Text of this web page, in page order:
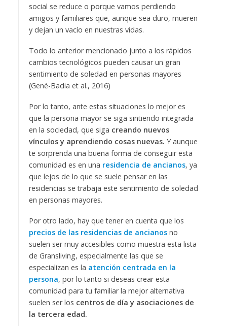
social se reduce o porque vamos perdiendo
amigos y familiares que, aunque sea duro, mueren
y dejan un vacío en nuestras vidas.
Todo lo anterior mencionado junto a los rápidos
cambios tecnológicos pueden causar un gran
sentimiento de soledad en personas mayores
(Gené-Badia et al., 2016)
Por lo tanto, ante estas situaciones lo mejor es
que la persona mayor se siga sintiendo integrada
en la sociedad, que siga creando nuevos
vínculos y aprendiendo cosas nuevas. Y aunque
te sorprenda una buena forma de conseguir esta
comunidad es en una residencia de ancianos, ya
que lejos de lo que se suele pensar en las
residencias se trabaja este sentimiento de soledad
en personas mayores.
Por otro lado, hay que tener en cuenta que los
precios de las residencias de ancianos no
suelen ser muy accesibles como muestra esta lista
de Gransliving, especialmente las que se
especializan es la atención centrada en la
persona, por lo tanto si deseas crear esta
comunidad para tu familiar la mejor alternativa
suelen ser los centros de día y asociaciones de
la tercera edad.